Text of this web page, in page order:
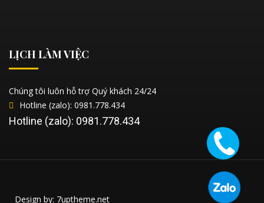
LỊCH LÀM VIỆC
Chúng tôi luôn hỗ trợ Quý khách 24/24
Hotline (zalo): 0981.778.434
Hotline (zalo): 0981.778.434
Design by: 7uptheme.net